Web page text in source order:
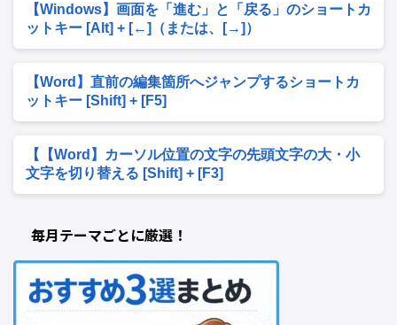
【Windows】画面を「進む」と「戻る」のショートカ
ットキー [Alt] + [←]（または、[→]）
【Word】直前の編集箇所へジャンプするショートカ
ットキー [Shift] + [F5]
【【Word】カーソル位置の文字の先頭文字の大・小
文字を切り替える [Shift] + [F3]
毎月テーマごとに厳選！